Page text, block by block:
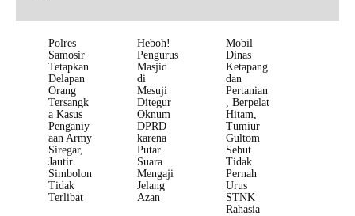
Polres
Samosir
Tetapkan
Delapan
Orang
Tersangk
a Kasus
Penganiy
aan Army
Siregar,
Jautir
Simbolon
Tidak
Terlibat
Heboh!
Pengurus
Masjid
di
Mesuji
Ditegur
Oknum
DPRD
karena
Putar
Suara
Mengaji
Jelang
Azan
Mobil
Dinas
Ketapang
dan
Pertanian
, Berpelat
Hitam,
Tumiur
Gultom
Sebut
Tidak
Pernah
Urus
STNK
Rahasia